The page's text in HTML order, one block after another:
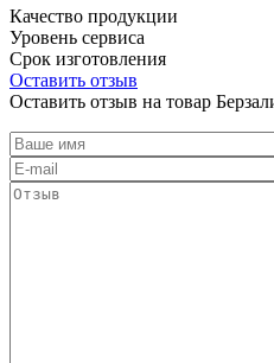
Качество продукции
Уровень сервиса
Срок изготовления
Оставить отзыв
Оставить отзыв на товар